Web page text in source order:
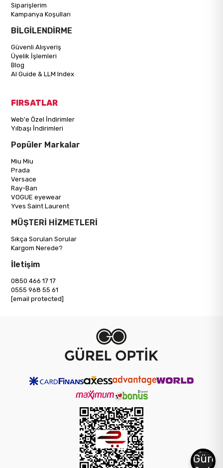
Siparişlerim
Kampanya Koşulları
BİLGİLENDİRME
Güvenli Alışveriş
Üyelik İşlemleri
Blog
AI Guide & LLM Index
FIRSATLAR
Web'e Özel İndirimler
Yılbaşı İndirimleri
Popüler Markalar
Miu Miu
Prada
Versace
Ray-Ban
VOGUE eyewear
Yves Saint Laurent
MÜŞTERİ HİZMETLERİ
Sıkça Sorulan Sorular
Kargom Nerede?
İletişim
0850 466 17 17
0555 968 55 61
[email protected]